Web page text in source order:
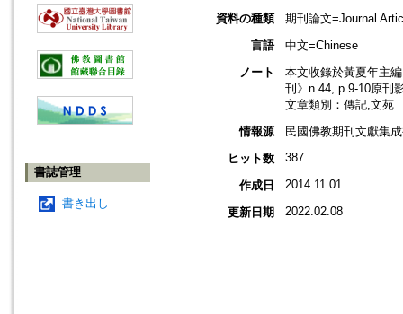
書誌管理
書き出し
資料の種類
期刊論文=Journal
言語
中文=Chinese
ノート
本文收錄於黃夏年主
刊》n.44, p.9-10原刊
文章類別：傳記,文苑
情報源
民國佛教期刊文獻集
ヒット数
387
作成日 2014.11.01
更新日期 2022.02.08